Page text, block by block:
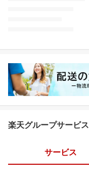
楽天グループサービス
サービス